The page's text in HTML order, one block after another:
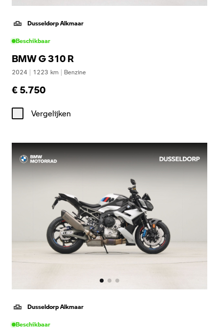
Dusseldorp Alkmaar
Beschikbaar
BMW G 310 R
2024 | 1223 km | Benzine
€ 5.750
Vergelijken
Dusseldorp Alkmaar
Beschikbaar